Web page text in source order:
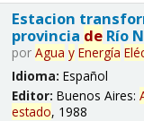
Estacion
provincia deRío
por Agua y Energía
Idioma: Español
Editor: Buenos Aires:
estado, 1988